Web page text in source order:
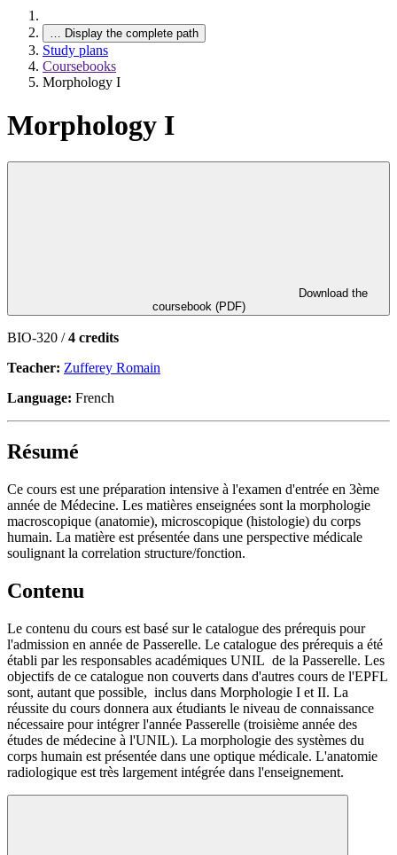
… Display the complete path
Study plans
Coursebooks
Morphology I
Morphology I
coursebook (PDF)
BIO-320 /4 credits
Teacher: Zufferey Romain
Language: French
Résumé
Ce cours est une préparation intensive à l'examen d'entrée en 3ème
année de Médecine. Les matières enseignées sont la morphologie
macroscopique (anatomie), microscopique (histologie) du corps
humain. La matière est présentée dans une perspective médicale
soulignant la correlation structure/fonction.
Contenu
Le contenu du cours est basé sur le catalogue des prérequis pour
l'admission en année de Passerelle. Le catalogue des prérequis a été
établi par les responsables académiques UNIL de la Passerelle. Les
objectifs de ce catalogue non couverts dans d'autres cours de l'EPFL
sont, autant que possible, inclus dans Morphologie I et II. La
réussite du cours donnera aux étudiants le niveau de connaissance
nécessaire pour intégrer l'année Passerelle (troisième année des
études de médecine à l'UNIL). La morphologie des systèmes du
corps humain est présentée dans une optique médicale. L'anatomie
radiologique est très largement intégrée dans l'enseignement.